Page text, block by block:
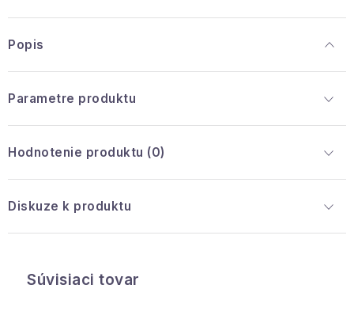
Popis
Parametre produktu
Hodnotenie produktu (0)
Diskuze k produktu
Súvisiaci tovar